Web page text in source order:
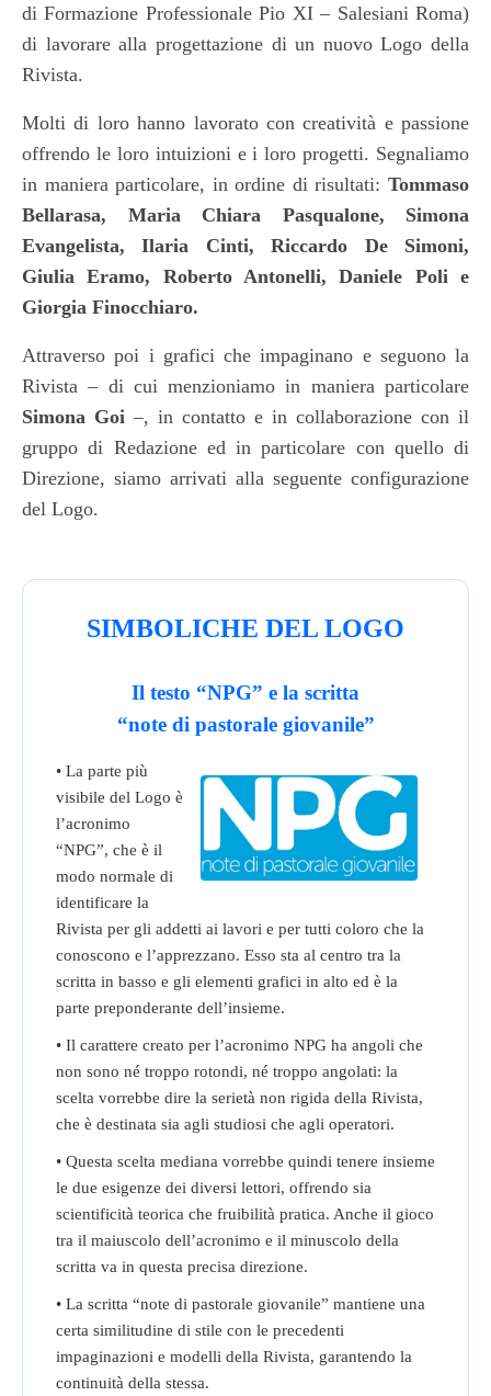
di Formazione Professionale Pio XI – Salesiani Roma)
di lavorare alla progettazione di un nuovo Logo della
Rivista.
Molti di loro hanno lavorato con creatività e passione
offrendo le loro intuizioni e i loro progetti. Segnaliamo
in maniera particolare, in ordine di risultati: Tommaso
Bellarasa, Maria Chiara Pasqualone, Simona
Evangelista, Ilaria Cinti, Riccardo De Simoni,
Giulia Eramo, Roberto Antonelli, Daniele Poli e
Giorgia Finocchiaro.
Attraverso poi i grafici che impaginano e seguono la
Rivista – di cui menzioniamo in maniera particolare
Simona Goi –, in contatto e in collaborazione con il
gruppo di Redazione ed in particolare con quello di
Direzione, siamo arrivati alla seguente configurazione
del Logo.
SIMBOLICHE DEL LOGO
Il testo “NPG” e la scritta
“note di pastorale giovanile”
• La parte più
visibile del Logo è
l’acronimo
“NPG”, che è il
modo normale di
identificare la
Rivista per gli addetti ai lavori e per tutti coloro che la
conoscono e l’apprezzano. Esso sta al centro tra la
scritta in basso e gli elementi grafici in alto ed è la
parte preponderante dell’insieme.
• Il carattere creato per l’acronimo NPG ha angoli che
non sono né troppo rotondi, né troppo angolati: la
scelta vorrebbe dire la serietà non rigida della Rivista,
che è destinata sia agli studiosi che agli operatori.
• Questa scelta mediana vorrebbe quindi tenere insieme
le due esigenze dei diversi lettori, offrendo sia
scientificità teorica che fruibilità pratica. Anche il gioco
tra il maiuscolo dell’acronimo e il minuscolo della
scritta va in questa precisa direzione.
• La scritta “note di pastorale giovanile” mantiene una
certa similitudine di stile con le precedenti
impaginazioni e modelli della Rivista, garantendo la
continuità della stessa.